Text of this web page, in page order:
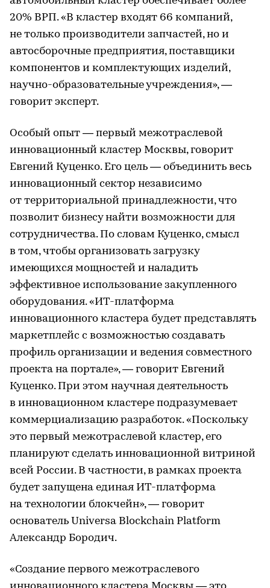
20% ВРП. «В кластер входят 66 компаний,
не только производители запчастей, но и
автосборочные предприятия, поставщики
компонентов и комплектующих изделий,
научно-образовательные учреждения», —
говорит эксперт.
Особый опыт — первый меж­отраслевой
инновационный кластер Москвы, говорит
Евгений Куценко. Его цель — объединить весь
инновационный сектор независимо
от территориальной принадлежности, что
позволит бизнесу найти возможности для
сотрудничества. По словам Куценко, смысл
в том, чтобы организовать загрузку
имеющихся мощностей и наладить
эффективное использование закупленного
оборудования. «ИТ-платформа
инновационного кластера будет представлять
маркетплейс с возможностью создавать
профиль организации и ведения совместного
проекта на портале», — говорит Евгений
Куценко. При этом научная деятельность
в инновационном кластере подразумевает
коммерциализацию разработок. «Поскольку
это первый межотраслевой кластер, его
планируют сделать инновационной витриной
всей России. В частности, в рамках проекта
будет запущена единая ИТ-платформа
на технологии блокчейн», — говорит
основатель Universa Blockchain Platform
Александр Бородич.
«Создание первого меж­отраслевого